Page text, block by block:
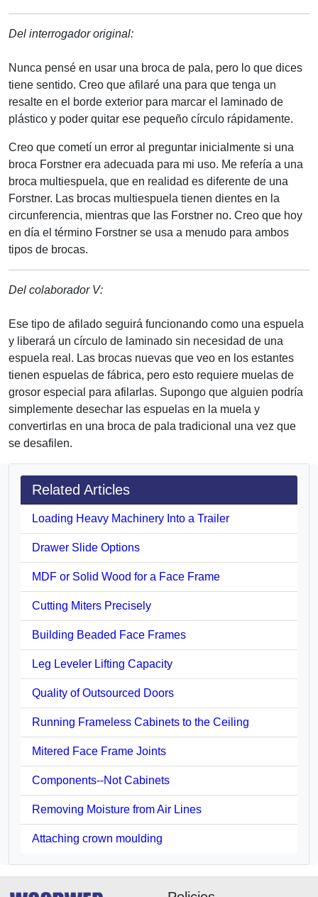
Del interrogador original:
Nunca pensé en usar una broca de pala, pero lo que dices
tiene sentido. Creo que afilaré una para que tenga un
resalte en el borde exterior para marcar el laminado de
plástico y poder quitar ese pequeño círculo rápidamente.
Creo que cometí un error al preguntar inicialmente si una
broca Forstner era adecuada para mi uso. Me refería a una
broca multiespuela, que en realidad es diferente de una
Forstner. Las brocas multiespuela tienen dientes en la
circunferencia, mientras que las Forstner no. Creo que hoy
en día el término Forstner se usa a menudo para ambos
tipos de brocas.
Del colaborador V:
Ese tipo de afilado seguirá funcionando como una espuela
y liberará un círculo de laminado sin necesidad de una
espuela real. Las brocas nuevas que veo en los estantes
tienen espuelas de fábrica, pero esto requiere muelas de
grosor especial para afilarlas. Supongo que alguien podría
simplemente desechar las espuelas en la muela y
convertirlas en una broca de pala tradicional una vez que
se desafilen.
Related Articles
Loading Heavy Machinery Into a Trailer
Drawer Slide Options
MDF or Solid Wood for a Face Frame
Cutting Miters Precisely
Building Beaded Face Frames
Leg Leveler Lifting Capacity
Quality of Outsourced Doors
Running Frameless Cabinets to the Ceiling
Mitered Face Frame Joints
Components--Not Cabinets
Removing Moisture from Air Lines
Attaching crown moulding